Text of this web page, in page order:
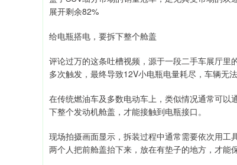
展开剩余82%
给电瓶搭电，要拆下整个舱盖
评论过万的这条吐槽视频，源于一段二手车展厅
多次触发，最终导致12V小电瓶电量耗尽，车辆无法
在传统燃油车及多数电动车上，类似情况通常可
下整个发动机舱盖，才能接触到电瓶接口。
现场拍摄画面显示，拆装过程中通常需要依次用
两个人把前舱盖抬下来，放在有垫子的地方，才能